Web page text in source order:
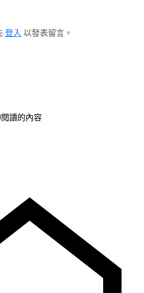
登入 以發表留言。
讀的內容